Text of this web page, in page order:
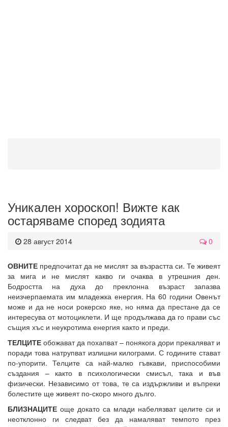
Уникален хороскоп! Вижте как
остаряваме според зодията
28 август 2014 0
ОВНИТЕ предпочитат да не мислят за възрастта си. Те живеят
за мига и не мислят какво ги очаква в утрешния ден.
Бодростта на духа до преклонна възраст запазва
неизчерпаемата им младежка енергия. На 60 години Овенът
може и да не носи рокерско яке, но няма да престане да се
интересува от мотоциклети. И ще продължава да го прави със
същия хъс и неукротима енергия както и преди.
ТЕЛЦИТЕ обожават да похапват – понякога дори прекаляват и
поради това натрупват излишни килограми. С годините стават
по-упорити. Телците са най-малко гъвкави, приспособими
създания – както в психологически смисъл, така и във
физически. Независимо от това, те са издържливи и въпреки
болестите ще живеят по-скоро много дълго.
БЛИЗНАЦИТЕ още докато са млади набелязват целите си и
неотклонно ги следват без да намаляват темпото през